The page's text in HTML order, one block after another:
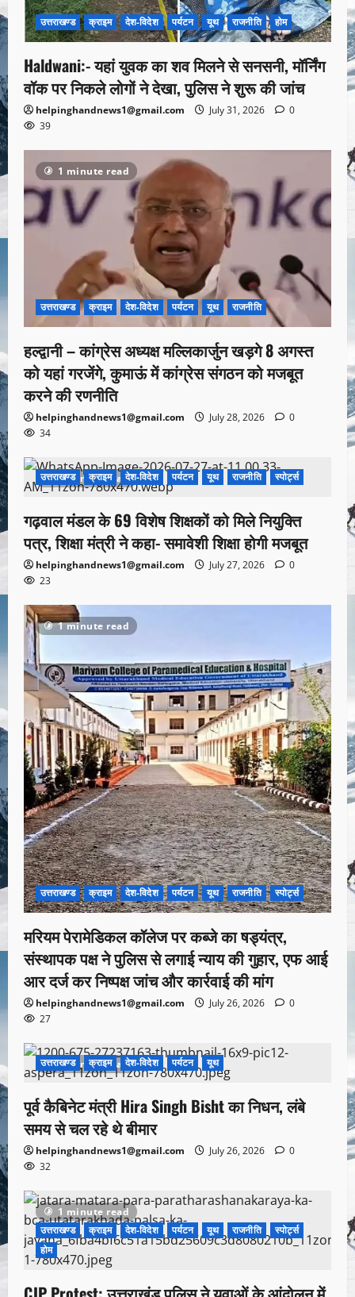
उत्तराखण्ड क्राइम देश-विदेश पर्यटन यूथ राजनीति होम
Haldwani:- यहां युवक का शव मिलने से सनसनी, मॉर्निंग
वॉक पर निकले लोगों ने देखा, पुलिस ने शुरू की जांच
helpinghandnews1@gmail.com July 31, 2026
0
39
1 minute read
उत्तराखण्ड क्राइम देश-विदेश पर्यटन यूथ राजनीति
हल्द्वानी – कांग्रेस अध्यक्ष मल्लिकार्जुन खड़गे 8 अगस्त
को यहां गरजेंगे, कुमाऊं में कांग्रेस संगठन को मजबूत
करने की रणनीति
helpinghandnews1@gmail.com July 28, 2026
0
34
1 minute read
उत्तराखण्ड क्राइम देश-विदेश पर्यटन यूथ राजनीति स्पोर्ट्स
गढ़वाल मंडल के 69 विशेष शिक्षकों को मिले नियुक्ति
पत्र, शिक्षा मंत्री ने कहा- समावेशी शिक्षा होगी मजबूत
helpinghandnews1@gmail.com July 27, 2026
0
23
1 minute read
उत्तराखण्ड क्राइम देश-विदेश पर्यटन यूथ राजनीति स्पोर्ट्स
मरियम पेरामेडिकल कॉलेज पर कब्जे का षड्यंत्र,
संस्थापक पक्ष ने पुलिस से लगाई न्याय की गुहार, एफ आई
आर दर्ज कर निष्पक्ष जांच और कार्रवाई की मांग
helpinghandnews1@gmail.com July 26, 2026
0
27
1 minute read
उत्तराखण्ड क्राइम देश-विदेश पर्यटन यूथ
पूर्व कैबिनेट मंत्री Hira Singh Bisht का निधन, लंबे
समय से चल रहे थे बीमार
helpinghandnews1@gmail.com July 26, 2026
0
32
1 minute read
उत्तराखण्ड
क्राइम देश-विदेश पर्यटन यूथ राजनीति
स्पोर्ट्स
होम